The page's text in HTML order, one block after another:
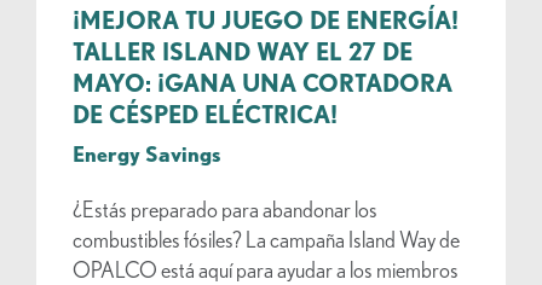
¡MEJORA TU JUEGO DE ENERGÍA!
TALLER ISLAND WAY EL 27 DE
MAYO: ¡GANA UNA CORTADORA
DE CÉSPED ELÉCTRICA!
Energy Savings
¿Estás preparado para abandonar los
combustibles fósiles? La campaña Island Way de
OPALCO está aquí para ayudar a los miembros